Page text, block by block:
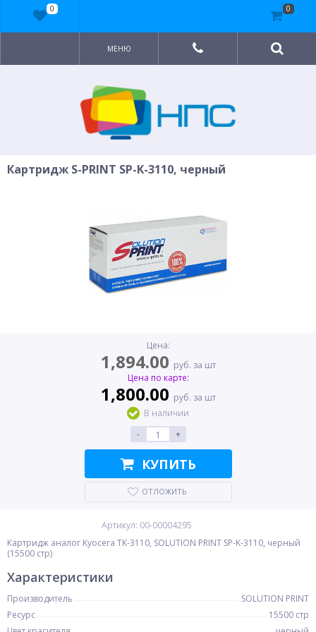
МЕНЮ
Картридж S-PRINT SP-K-3110, черный
Цена:
1,894.00 руб. за шт
Цена по карте:
1,800.00 руб. за шт
В наличии
-
+
КУПИТЬ
ОТЛОЖИТЬ
Артикул: 00-00004295
Картридж аналог Kyocera TK-3110, SOLUTION PRINT SP-K-3110, черный
(15500 стр)
Характеристики
Производитель
SOLUTION PRINT
Ресурс
15500 стр
0 0